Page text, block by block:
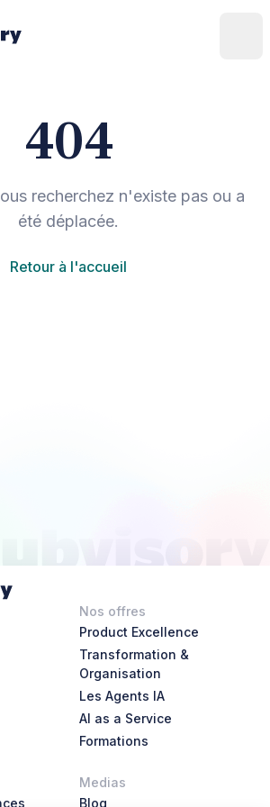
404
recherchez n'existe pas ou a
été déplacée.
Retour à l'accueil
Nos offres
Product Excellence
Transformation &
Organisation
Les Agents IA
AI as a Service
Formations
Medias
Blog